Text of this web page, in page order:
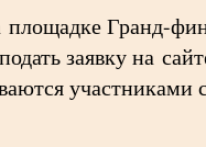
Гранд-
заявку на
участниками